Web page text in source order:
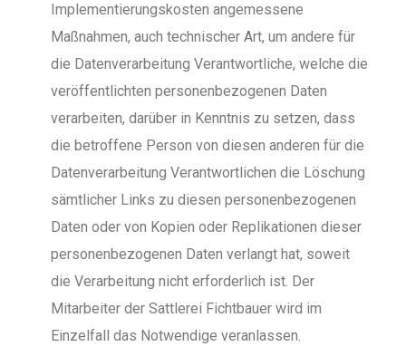
Implementierungskosten angemessene
Maßnahmen, auch technischer Art, um andere für
die Datenverarbeitung Verantwortliche, welche die
veröffentlichten personenbezogenen Daten
verarbeiten, darüber in Kenntnis zu setzen, dass
die betroffene Person von diesen anderen für die
Datenverarbeitung Verantwortlichen die Löschung
sämtlicher Links zu diesen personenbezogenen
Daten oder von Kopien oder Replikationen dieser
personenbezogenen Daten verlangt hat, soweit
die Verarbeitung nicht erforderlich ist. Der
Mitarbeiter der Sattlerei Fichtbauer wird im
Einzelfall das Notwendige veranlassen.